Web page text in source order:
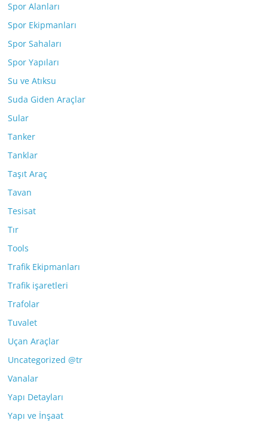
Spor Alanları
Spor Ekipmanları
Spor Sahaları
Spor Yapıları
Su ve Atıksu
Suda Giden Araçlar
Sular
Tanker
Tanklar
Taşıt Araç
Tavan
Tesisat
Tır
Tools
Trafik Ekipmanları
Trafik işaretleri
Trafolar
Tuvalet
Uçan Araçlar
Uncategorized @tr
Vanalar
Yapı Detayları
Yapı ve İnşaat